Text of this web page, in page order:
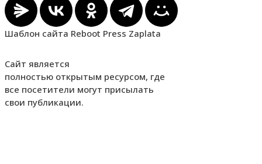
Шаблон сайта Reboot Press Zaplata
Сайт является
полностью открытым ресурсом, где
все посетители могут присылать
свои публикации.